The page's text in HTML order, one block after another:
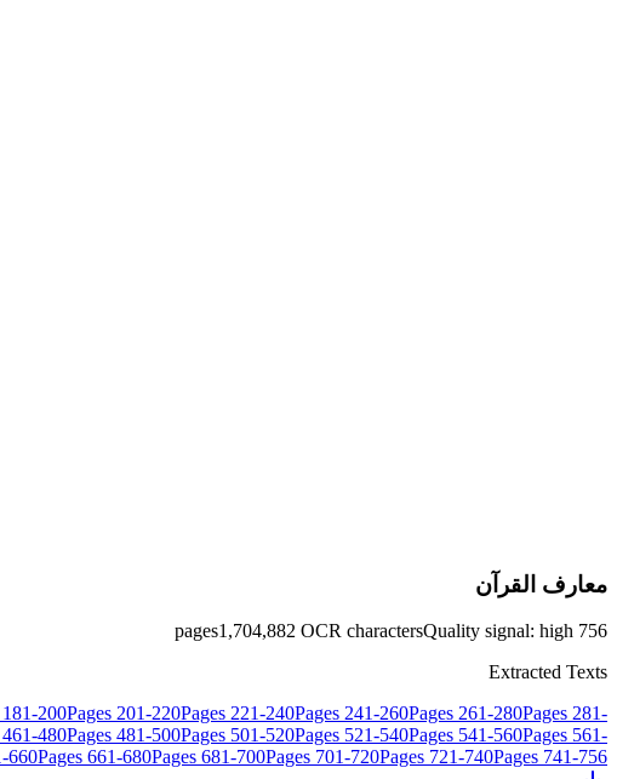
معارف القرآن
756
pages1,704,882 OCR charactersQuality signal: high
Extracted Texts
181-200Pages 201-220Pages 221-240Pages 241-260Pages 261-280Pages 281-
461-480Pages 481-500Pages 501-520Pages 521-540Pages 541-560Pages 561-
-660Pages 661-680Pages 681-700Pages 701-720Pages 721-740Pages 741-756